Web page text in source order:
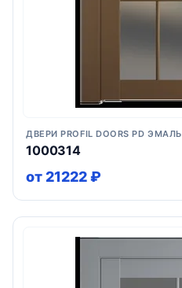
ДВЕРИ PROFIL DOORS PD ЭМАЛЬ
1000314
от 21222 ₽